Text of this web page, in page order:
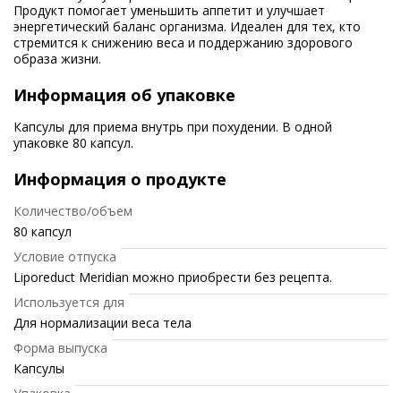
Продукт помогает уменьшить аппетит и улучшает
энергетический баланс организма. Идеален для тех, кто
стремится к снижению веса и поддержанию здорового
образа жизни.
Информация об упаковке
Капсулы для приема внутрь при похудении. В одной
упаковке 80 капсул.
Информация о продукте
Количество/объем
80 капсул
Условие отпуска
Liporeduct Meridian можно приобрести без рецепта.
Используется для
Для нормализации веса тела
Форма выпуска
Капсулы